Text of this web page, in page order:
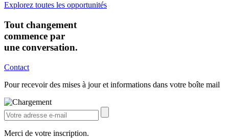
Explorez toutes les opportunités
Tout changement
commence par
une conversation.
Contact
Pour recevoir des mises à jour et informations dans votre boîte mail
Merci de votre inscription.